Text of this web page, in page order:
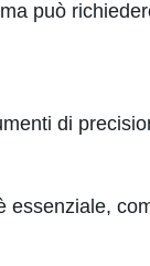
può
di
essenziale,